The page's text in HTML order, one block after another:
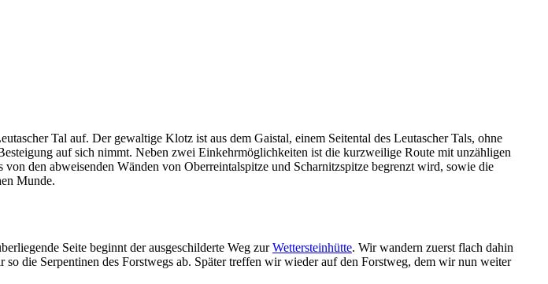
Tal auf. Der gewaltige Klotz ist aus dem Gaistal, einem Seitental des Leutascher Tals, ohne
auf sich nimmt. Neben zwei Einkehrmöglichkeiten ist die kurzweilige Route mit unzähligen
den abweisenden Wänden von Oberreintalspitze und Scharnitzspitze begrenzt wird, sowie die
Munde.
Seite beginnt der ausgeschilderte Weg zurWettersteinhütte. Wir wandern zuerst flach dahin
die Serpentinen des Forstwegs ab. Später treffen wir wieder auf den Forstweg, dem wir nun weiter